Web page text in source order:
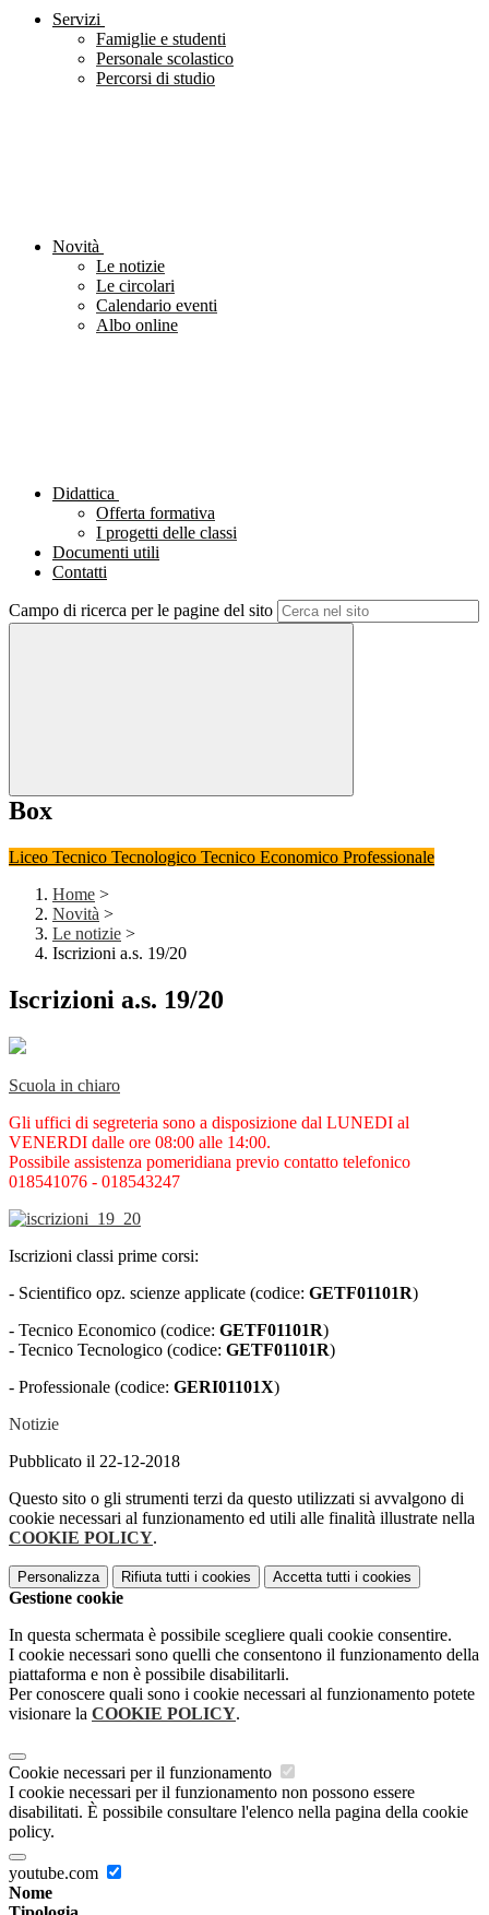
Servizi
Famiglie e studenti
Personale scolastico
Percorsi di studio
Novità
Le notizie
Le circolari
Calendario eventi
Albo online
Didattica
Offerta formativa
I progetti delle classi
Documenti utili
Contatti
Campo di ricerca per le pagine del sito
Box
Liceo Tecnico Tecnologico Tecnico Economico Professionale
Home >
Novità >
Le notizie >
Iscrizioni a.s. 19/20
Iscrizioni a.s. 19/20
Scuola in chiaro
Gli uffici di segreteria sono a disposizione dal LUNEDI al
VENERDI dalle ore 08:00 alle 14:00.
Possibile assistenza pomeridiana previo contatto telefonico
018541076 - 018543247
Iscrizioni classi prime corsi:
- Scientifico opz. scienze applicate (codice: GETF01101R)
- Tecnico Economico (codice: GETF01101R)
- Tecnico Tecnologico (codice: GETF01101R)
- Professionale (codice: GERI01101X)
Notizie
Pubblicato il 22-12-2018
Questo sito o gli strumenti terzi da questo utilizzati si avvalgono di
cookie necessari al funzionamento ed utili alle finalità illustrate nella
COOKIE POLICY.
Personalizza Rifiuta tutti i cookies Accetta tutti i cookies
Gestione cookie
In questa schermata è possibile scegliere quali cookie consentire.
I cookie necessari sono quelli che consentono il funzionamento della
piattaforma e non è possibile disabilitarli.
Per conoscere quali sono i cookie necessari al funzionamento potete
visionare la COOKIE POLICY.
Cookie necessari per il funzionamento
I cookie necessari per il funzionamento non possono essere
disabilitati. È possibile consultare l'elenco nella pagina della cookie
policy.
youtube.com
Nome